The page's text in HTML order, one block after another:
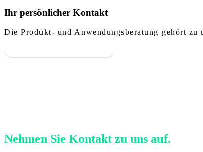
Ihr persönlicher Kontakt
Die Produkt- und Anwendungsberatung gehört
Nehmen Sie Kontakt zu uns auf.